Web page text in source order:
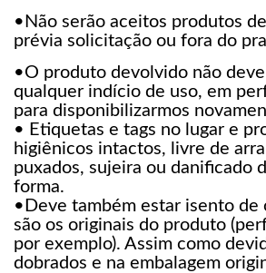
•Não serão aceitos produtos
prévia solicitação ou fora do
•O produto devolvido não
qualquer indício de uso, em
para disponibilizarmos
• Etiquetas e tags no lugar e
higiênicos intactos, livre de
puxados, sujeira ou danificado
forma.
•Deve também estar isento de
são os originais do produto
por exemplo). Assim como
dobrados e na embalagem